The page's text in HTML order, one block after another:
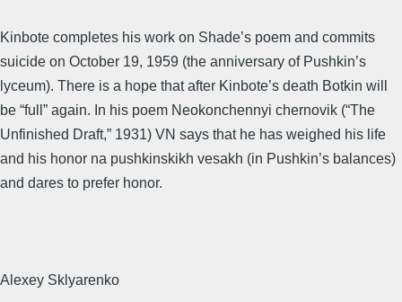
Kinbote completes his work on Shade’s poem and commits
suicide on October 19, 1959 (the anniversary of Pushkin’s
lyceum). There is a hope that after Kinbote’s death Botkin will
be “full” again. In his poem Neokonchennyi chernovik (“The
Unfinished Draft,” 1931) VN says that he has weighed his life
and his honor na pushkinskikh vesakh (in Pushkin’s balances)
and dares to prefer honor.
Alexey Sklyarenko